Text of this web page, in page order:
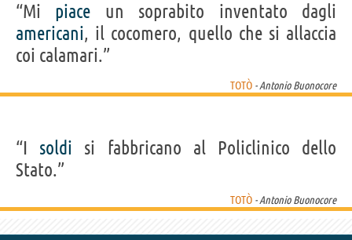
“Mi piace un soprabito inventato dagli
americani, il cocomero, quello che si allaccia
coi calamari.”
TOTÒ - Antonio Buonocore
“I soldi si fabbricano al Policlinico dello
Stato.”
TOTÒ - Antonio Buonocore